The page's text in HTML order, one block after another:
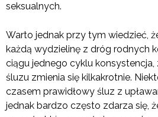
seksualnych.
Warto jednak przy tym wiedzieć,
każdą wydzielinę z dróg rodnych
ciągu jednego cyklu konsystencja,
śluzu zmienia się kilkakrotnie.
czasem prawidłowy śluz z
jednak bardzo często zdarza się,